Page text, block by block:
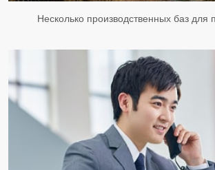
Несколько производственных баз для